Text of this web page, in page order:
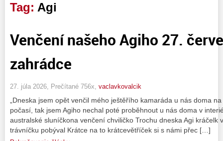
Tag: Agi
Venčení našeho Agiho 27.
zahrádce
27. júla 2026, Prečítané 756x, vaclavkovalcik
„Dneska jsem opět venčil mého ještěřího kamaráda u nás doma
počasí, tak jsem Agiho nechal poté proběhnout u nás doma v
australské sluníčkona venčení chviličko Trochu dneska Agi kráčelk
trávníčku pobýval Krátce na to krátcevětříček si s námi přec […]